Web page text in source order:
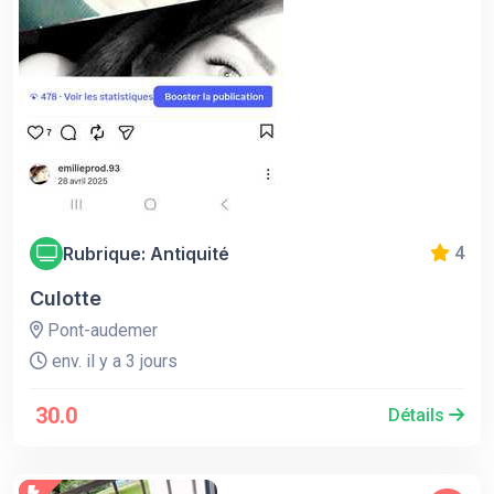
Rubrique: Antiquité 4
Culotte
Pont-audemer
env. il y a 3 jours
30.0 Détails